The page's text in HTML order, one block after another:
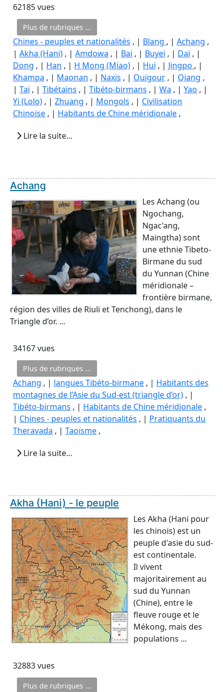
62185 vues
Plus de rubriques ...
Chines - peuples et nationalités , | Blang , | Achang ,
| Akha (Hani) , | Amdowa , | Bai , | Buyei , | Dai , |
Dong , | Han , | H Mong (Miao) , | Hui , | Jingpo , |
Khampa , | Maonan , | Naxis , | Ouïgour , | Qiang ,
| Taï, | Tibétains , | Tibéto-birmans , | Wa , | Yao , |
Yi (Lolo) , | Zhuang , | Mongols , | Civilisation
Chinoise , | Habitants de Chine méridionale ,
Lire la suite...
Achang
Les Achang (ou
Ngochang,
Ngac'ang,
Maingtha) sont
une ethnie Tibeto-
Birmane du sud
du Yunnan (Chine
méridionale –
frontière birmane,
région des villes de Riuli et Tenchong), dans le
Triangle d’or. ...
34167 vues
Plus de rubriques ...
Achang , | langues Tibéto-birmane , | Habitants des
montagnes de l’Asie du Sud-est (triangle d’or) , |
Tibéto-birmans , | Habitants de Chine méridionale ,
| Chines - peuples et nationalités , | Pratiquants du
Theravada , | Taoïsme ,
Lire la suite...
Akha (Hani) - le peuple
Les Akha (Hani pour
les chinois) est un
peuple d'asie du sud-
est continentale.
Il vivent
majoritairement au
sud du Yunnan
(Chine), entre le
fleuve rouge et le
Mékong, mais des
populations ...
32883 vues
Plus de rubriques ...